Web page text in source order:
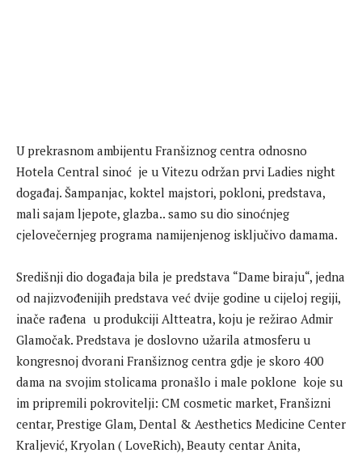
U prekrasnom ambijentu Franšiznog centra odnosno
Hotela Central sinoć je u Vitezu održan prvi Ladies night
događaj. Šampanjac, koktel majstori, pokloni, predstava,
mali sajam ljepote, glazba.. samo su dio sinoćnjeg
cjelovečernjeg programa namijenjenog isključivo damama.
Središnji dio događaja bila je predstava “Dame biraju“, jedna
od najizvođenijih predstava već dvije godine u cijeloj regiji,
inače rađena u produkciji Altteatra, koju je režirao Admir
Glamočak. Predstava je doslovno užarila atmosferu u
kongresnoj dvorani Franšiznog centra gdje je skoro 400
dama na svojim stolicama pronašlo i male poklone koje su
im pripremili pokrovitelji: CM cosmetic market, Franšizni
centar, Prestige Glam, Dental & Aesthetics Medicine Center
Kraljević, Kryolan ( LoveRich), Beauty centar Anita,